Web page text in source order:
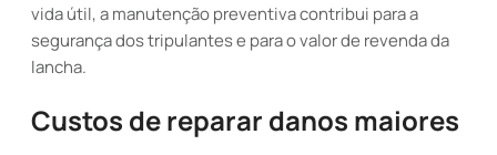
vida útil, a manutenção preventiva contribui para a
segurança dos tripulantes e para o valor de revenda da
lancha.
Custos de reparar danos maiores